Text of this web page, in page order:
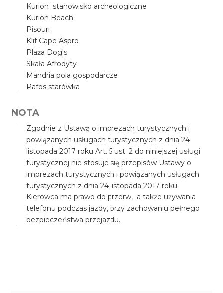
Kurion stanowisko archeologiczne
Kurion Beach
Pisouri
Klif Cape Aspro
Plaża Dog's
Skała Afrodyty
Mandria pola gospodarcze
Pafos starówka
NOTA
Zgodnie z Ustawą o imprezach turystycznych i
powiązanych usługach turystycznych z dnia 24
listopada 2017 roku Art. 5 ust. 2 do niniejszej usługi
turystycznej nie stosuje się przepisów Ustawy o
imprezach turystycznych i powiązanych usługach
turystycznych z dnia 24 listopada 2017 roku.
Kierowca ma prawo do przerw, a także używania
telefonu podczas jazdy, przy zachowaniu pełnego
bezpieczeństwa przejazdu.